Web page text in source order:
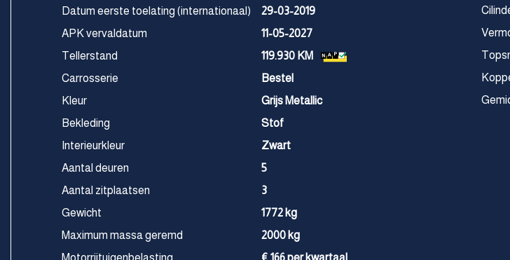
Datum eerste toelating (internationaal)
29-03-2019
APK vervaldatum
11-05-2027
Tellerstand
119.930 KM
Carrosserie
Bestel
Kleur
Grijs Metallic
Bekleding
Stof
Interieurkleur
Zwart
Aantal deuren
5
Aantal zitplaatsen
3
Gewicht
1772 kg
Maximum massa geremd
2000 kg
Motorrijtuigenbelasting
€ 166 per kwartaal